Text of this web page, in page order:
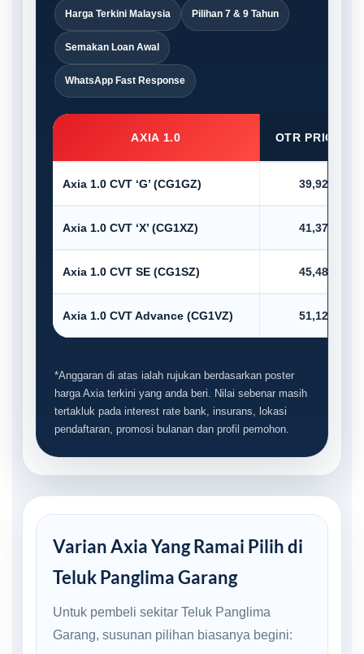
Harga Terkini Malaysia Pilihan 7 & 9 Tahun
Semakan Loan Awal
WhatsApp Fast Response
AXIA 1.0 OTR PRICE
Axia 1.0 CVT ‘G’ (CG1GZ) 39,920.00
Axia 1.0 CVT ‘X’ (CG1XZ) 41,375.00
Axia 1.0 CVT SE (CG1SZ) 45,485.00
Axia 1.0 CVT Advance (CG1VZ) 51,123.00
*Anggaran di atas ialah rujukan berdasarkan poster
harga Axia terkini yang anda beri. Nilai sebenar masih
tertakluk pada interest rate bank, insurans, lokasi
pendaftaran, promosi bulanan dan profil pemohon.
Varian Axia Yang Ramai Pilih di
Teluk Panglima Garang
Untuk pembeli sekitar Teluk Panglima
Garang, susunan pilihan biasanya begini: